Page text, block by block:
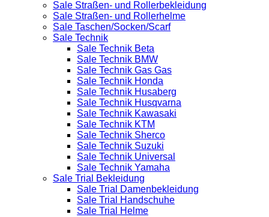
Sale Straßen- und Rollerbekleidung
Sale Straßen- und Rollerhelme
Sale Taschen/Socken/Scarf
Sale Technik
Sale Technik Beta
Sale Technik BMW
Sale Technik Gas Gas
Sale Technik Honda
Sale Technik Husaberg
Sale Technik Husqvarna
Sale Technik Kawasaki
Sale Technik KTM
Sale Technik Sherco
Sale Technik Suzuki
Sale Technik Universal
Sale Technik Yamaha
Sale Trial Bekleidung
Sale Trial Damenbekleidung
Sale Trial Handschuhe
Sale Trial Helme